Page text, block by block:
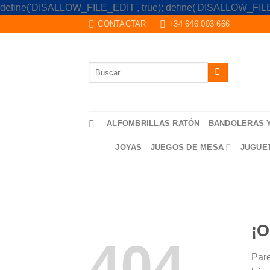
define('DISALLOW_FILE_EDIT', true);
CONTACTAR +34 646 003 666
ALFOMBRILLAS RATÓN BANDOLERAS
JOYAS JUEGOS DE MESA